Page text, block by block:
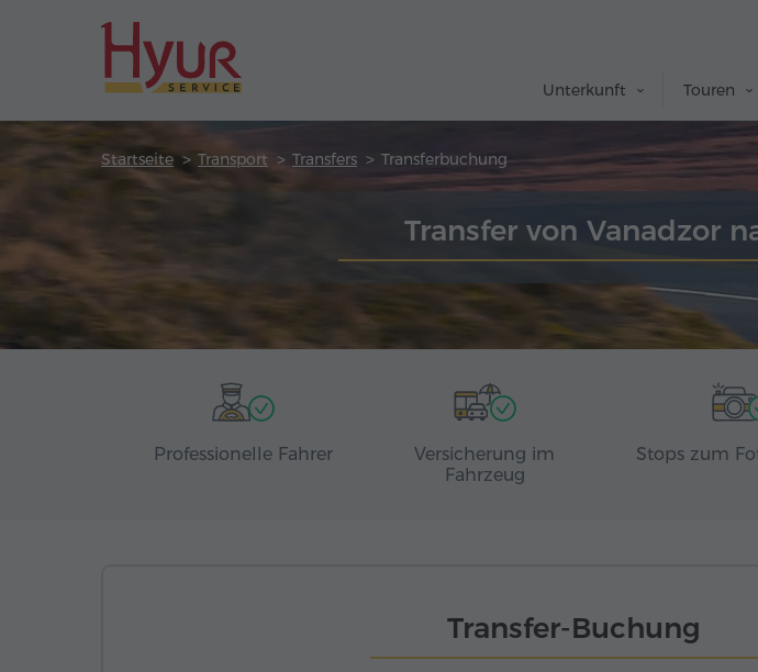
Unterkunft Touren
Startseite Transport Transfers Transferbuchung
Transfer von Vanadzor
Professionelle Fahrer
Versicherung im
Fahrzeug
Stops zum
Transfer-Buchung